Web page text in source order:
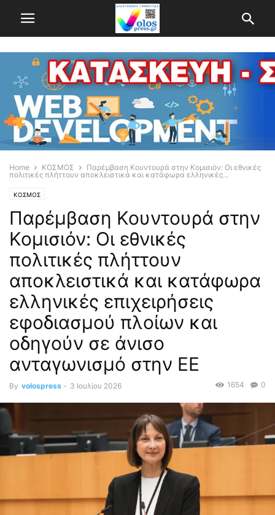
Home ΚΟΣΜΟΣ
Παρέμβαση Κουντουρά στην Κομισιόν: Oι εθνικές
πολιτικές πλήττουν αποκλειστικά και κατάφωρα ελληνικές...
ΚΟΣΜΟΣ
Παρέμβαση Κουντουρά στην
Κομισιόν: Oι εθνικές
πολιτικές πλήττουν
αποκλειστικά και κατάφωρα
ελληνικές επιχειρήσεις
εφοδιασμού πλοίων και
οδηγούν σε άνισο
ανταγωνισμό στην ΕΕ
By volospress - 3 Ιουλίου 2026 0
1654